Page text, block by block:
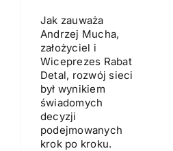
Jak zauważa
Andrzej Mucha,
założyciel i
Wiceprezes Rabat
Detal, rozwój sieci
był wynikiem
świadomych
decyzji
podejmowanych
krok po kroku.